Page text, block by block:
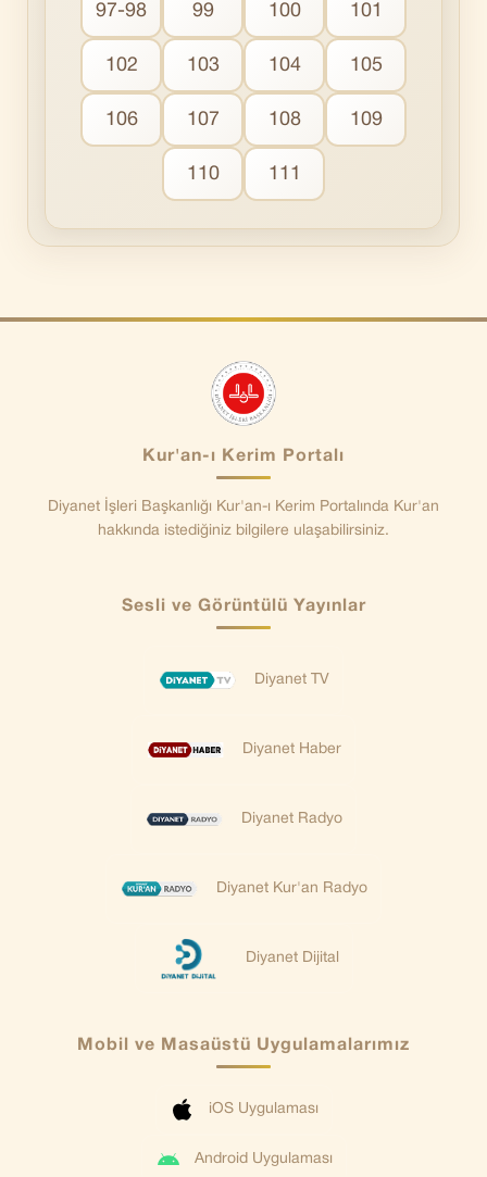
97-98 99 100 101
102 103 104 105
106 107 108 109
110 111
Kur'an-ı Kerim Portalı
Diyanet İşleri Başkanlığı Kur'an-ı Kerim Portalında Kur'an
hakkında istediğiniz bilgilere ulaşabilirsiniz.
Sesli ve Görüntülü Yayınlar
Diyanet TV
Diyanet Haber
Diyanet Radyo
Diyanet Kur'an Radyo
Diyanet Dijital
Mobil ve Masaüstü Uygulamalarımız
iOS Uygulaması
Android Uygulaması